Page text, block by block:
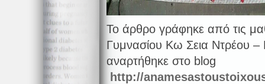
Το άρθρο γράφηκε από τις
Γυμνασίου Κω Σεια Ντρέου –
αναρτήθηκε στο blog
http://